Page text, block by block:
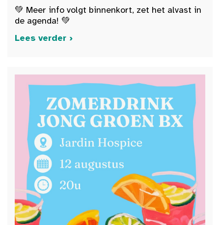
💚 Meer info volgt binnenkort, zet het alvast in
de agenda! 💚
Lees verder ›